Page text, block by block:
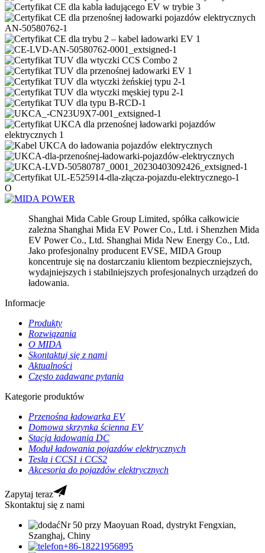
O
Shanghai Mida Cable Group Limited, spółka całkowicie
zależna Shanghai Mida EV Power Co., Ltd. i Shenzhen Mida
EV Power Co., Ltd. Shanghai Mida New Energy Co., Ltd.
Jako profesjonalny producent EVSE, MIDA Group
koncentruje się na dostarczaniu klientom bezpieczniejszych,
wydajniejszych i stabilniejszych profesjonalnych urządzeń do
ładowania.
Informacje
Produkty
Rozwiązania
O MIDA
Skontaktuj się z nami
Aktualności
Często zadawane pytania
Kategorie produktów
Przenośna ładowarka EV
Domowa skrzynka ścienna EV
Stacja ładowania DC
Moduł ładowania pojazdów elektrycznych
Tesla i CCS1 i CCS2
Akcesoria do pojazdów elektrycznych
Zapytaj teraz
Skontaktuj się z nami
Nr 50 przy Maoyuan Road, dystrykt Fengxian,
Szanghaj, Chiny
+86-18221956895